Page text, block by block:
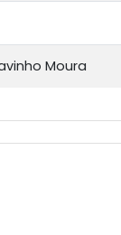
Moura